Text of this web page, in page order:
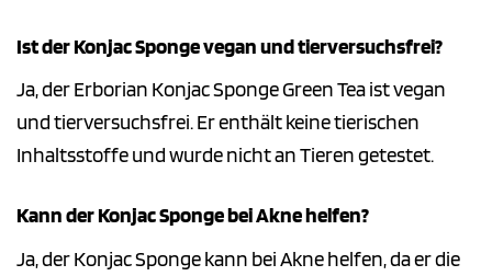
Ist der Konjac Sponge vegan und tierversuchsfrei?
Ja, der Erborian Konjac Sponge Green Tea ist vegan
und tierversuchsfrei. Er enthält keine tierischen
Inhaltsstoffe und wurde nicht an Tieren getestet.
Kann der Konjac Sponge bei Akne helfen?
Ja, der Konjac Sponge kann bei Akne helfen, da er die